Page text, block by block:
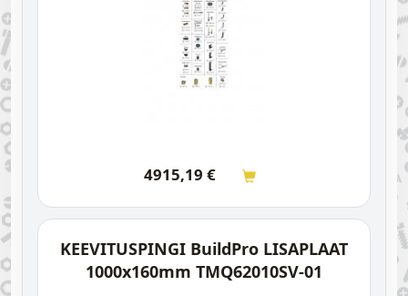
4915,19 €
KEEVITUSPINGI BuildPro LISAPLAAT
1000x160mm TMQ62010SV-01